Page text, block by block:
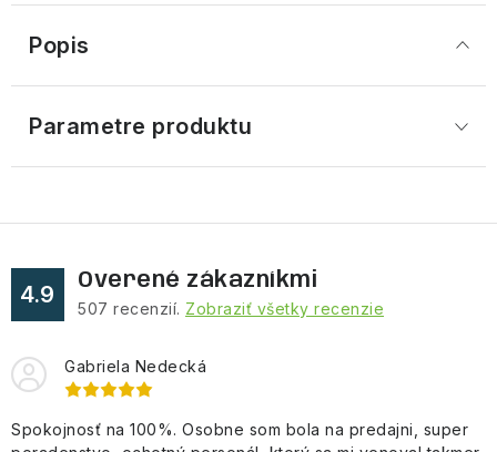
Popis
Parametre produktu
4.9
Overené zákazníkmi
507 recenzií. Zobraziť všetky recenzie
Gabriela Nedecká
Spokojnosť na 100%. Osobne som bola na predajni, super